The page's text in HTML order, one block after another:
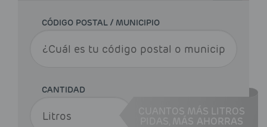
CÓDIGO POSTAL / MUNICIPIO
CANTIDAD
CUANTOS MÁS LITROS
MÁS AHORRAS